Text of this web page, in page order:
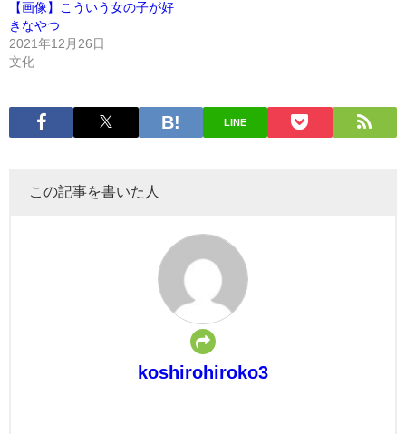
【画像】こういう女の子が好
きなやつ
2021年12月26日
文化
LINE
この記事を書いた人
koshirohiroko3